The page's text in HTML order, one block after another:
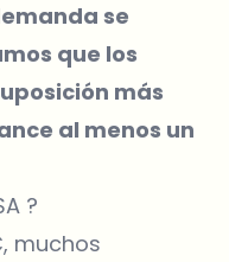
se
que los
más
al menos un
?
muchos